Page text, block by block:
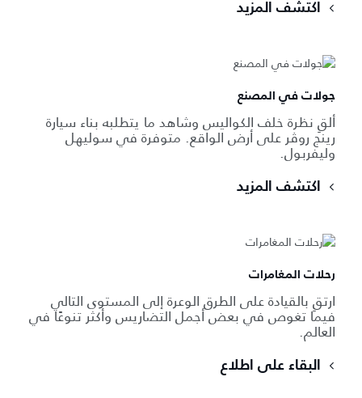
اكتشف المزيد
جولات في المصنع
ألقِ نظرة خلف الكواليس وشاهد ما يتطلبه بناء سيارة
رينج روڤر على أرض الواقع. متوفرة في سوليهل
وليفربول.
اكتشف المزيد
رحلات المغامرات
ارتقِ بالقيادة على الطرق الوعرة إلى المستوى التالي
فيما تغوص في بعض أجمل التضاريس وأكثر تنوعًا في
العالم.
البقاء على اطلاع